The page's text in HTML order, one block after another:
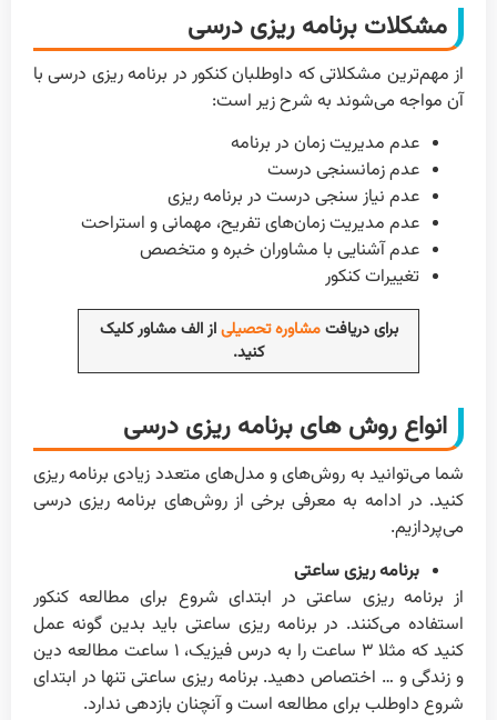
مشکلات برنامه ریزی درسی
از مهم‌ترین مشکلاتی که داوطلبان کنکور در برنامه ریزی درسی با
آن مواجه می‌شوند به شرح زیر است:
عدم مدیریت زمان در برنامه
عدم زمانسنجی درست
عدم نیاز سنجی درست در برنامه ریزی
عدم مدیریت زمان‌های تفریح، مهمانی و استراحت
عدم آشنایی با مشاوران خبره و متخصص
تغییرات کنکور
برای دریافتمشاوره تحصیلیاز الف مشاور کلیک
کنید.
انواع روش های برنامه ریزی درسی
شما می‌توانید به روش‌های و مدل‌های متعدد زیادی برنامه ریزی
کنید. در ادامه به معرفی برخی از روش‌های برنامه ریزی درسی
می‌پردازیم.
برنامه ریزی ساعتی
از برنامه ریزی ساعتی در ابتدای شروع برای مطالعه کنکور
استفاده می‌کنند. در برنامه ریزی ساعتی باید بدین گونه عمل
کنید که مثلا ۳ ساعت را به درس فیزیک، ۱ ساعت مطالعه دین
و زندگی و … اختصاص دهید. برنامه ریزی ساعتی تنها در ابتدای
شروع داوطلب برای مطالعه است و آنچنان بازدهی ندارد.